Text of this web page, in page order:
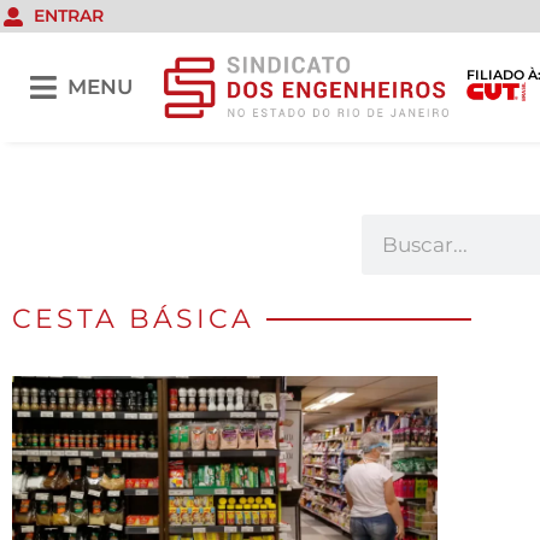
ENTRAR
MENU
FILIADO À:
CESTA BÁSICA